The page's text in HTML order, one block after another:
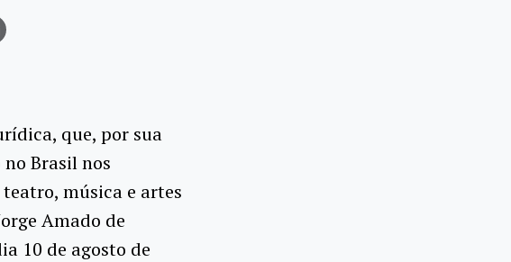
que, por sua
Brasil nos
música e artes
Amado de
10 de agosto de